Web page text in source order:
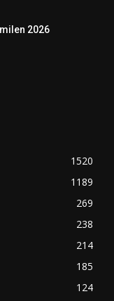
2026
1520
1189
269
238
214
185
124